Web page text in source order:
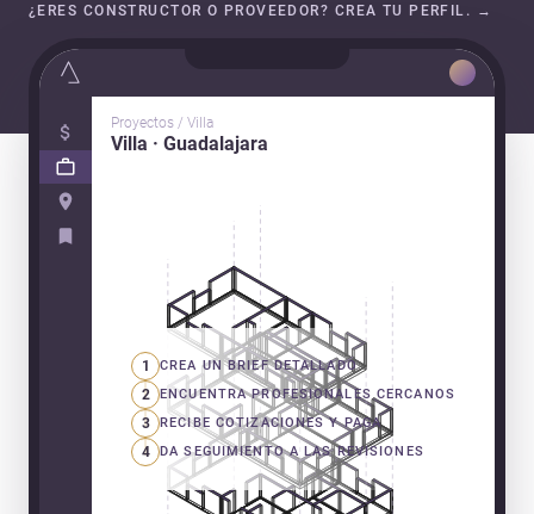
¿ERES CONSTRUCTOR O PROVEEDOR? CREA TU PERFIL. →
Proyectos / Villa
Villa · Guadalajara
1 CREA UN BRIEF DETALLADO
2 ENCUENTRA PROFESIONALES CERCANOS
3 RECIBE COTIZACIONES Y PAGA
4 DA SEGUIMIENTO A LAS REVISIONES